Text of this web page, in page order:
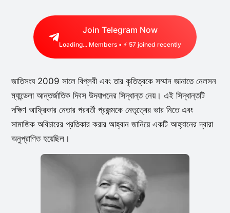
Join Telegram Now
Loading... Members • ⚡ 57 joined recently
জাতিসংঘ 2009 সালে বিপ্লবী এবং তার কৃতিত্বকে সম্মান জানাতে নেলসন
ম্যান্ডেলা আন্তর্জাতিক দিবস উদযাপনের সিদ্ধান্ত নেয়। এই সিদ্ধান্তটি
দক্ষিণ আফ্রিকার নেতার পরবর্তী প্রজন্মকে নেতৃত্বের ভার নিতে এবং
সামাজিক অবিচারের প্রতিকার করার আহ্বান জানিয়ে একটি আহ্বানের দ্বারা
অনুপ্রাণিত হয়েছিল।